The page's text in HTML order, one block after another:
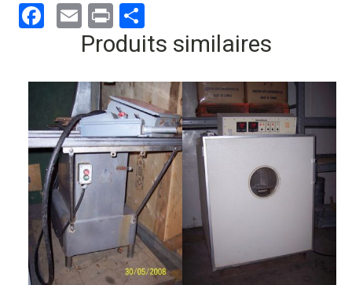
Facebook
Email
Print
Produits similaires